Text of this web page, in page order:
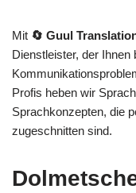
Mit 🔄 Guul
Dienstleister, der Ihnen
Profis heben wir
Sprachkonzepten, die
zugeschnitten sind.